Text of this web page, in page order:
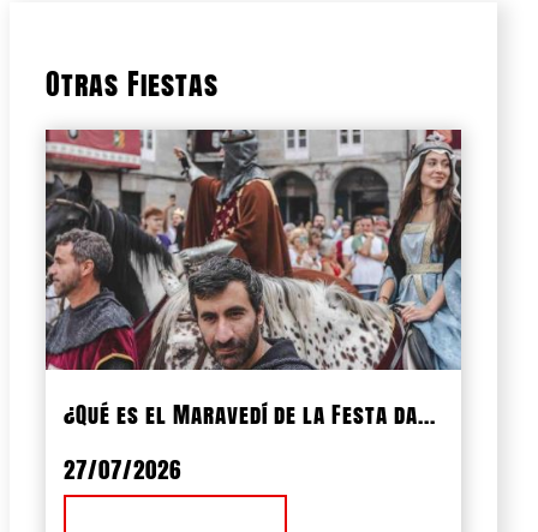
Otras Fiestas
¿Qué es el Maravedí de la Festa da...
27/07/2026